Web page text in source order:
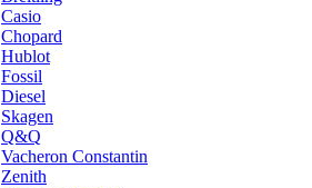
Casio
Chopard
Hublot
Fossil
Diesel
Skagen
Q&Q
Vacheron Constantin
Zenith